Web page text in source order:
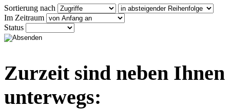
Sortierung nach
Im Zeitraum
Status
Zurzeit sind neben
unterwegs: